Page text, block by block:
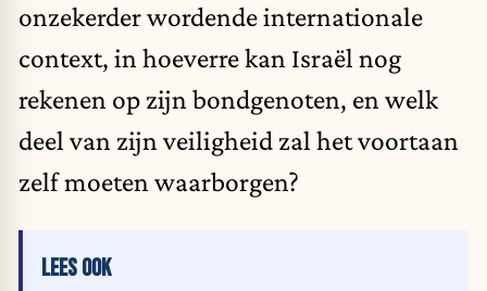
onzekerder wordende internationale
context, in hoeverre kan Israël nog
rekenen op zijn bondgenoten, en welk
deel van zijn veiligheid zal het voortaan
zelf moeten waarborgen?
LEES OOK